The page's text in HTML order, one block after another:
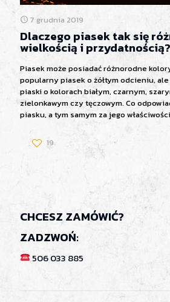
7 grudnia 2019
Dlaczego piasek tak się
wielkością i przydatnością?
Piasek może posiadać różnorodne
popularny piasek o żółtym odcieniu,
piaski o kolorach białym, czarnym,
zielonkawym czy tęczowym. Co
piasku, a tym samym za jego
19
CHCESZ ZAMÓWIĆ?
ZADZWOŃ:
506 033 885